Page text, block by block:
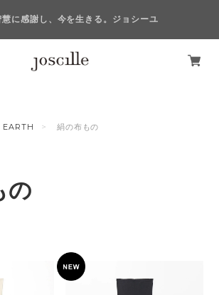
に感謝し、今を生きる。ジョシーユ
EARTH 絹の布もの
の